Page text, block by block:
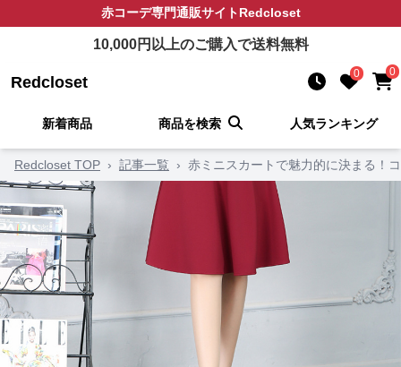
赤コーデ専門通販サイトRedcloset
10,000円以上のご購入で送料無料
Redcloset 0 0
新着商品 商品を検索 人気ランキング
Redcloset TOP › 記事一覧 › 赤ミニスカートで魅力的に決まる！